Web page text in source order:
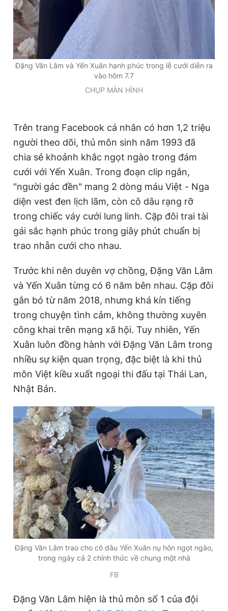
Đặng Văn Lâm và Yến Xuân hạnh phúc trong lễ cưới diễn ra
vào hôm 7.7
CHỤP MÀN HÌNH
Trên trang Facebook cá nhân có hơn 1,2 triệu
người theo dõi, thủ môn sinh năm 1993 đã
chia sẻ khoảnh khắc ngọt ngào trong đám
cưới với Yến Xuân. Trong đoạn clip ngắn,
"người gác đền" mang 2 dòng máu Việt - Nga
diện vest đen lịch lãm, còn cô dâu rạng rỡ
trong chiếc váy cưới lung linh. Cặp đôi trai tài
gái sắc hạnh phúc trong giây phút chuẩn bị
trao nhẫn cưới cho nhau.
Trước khi nên duyên vợ chồng, Đặng Văn Lâm
và Yến Xuân từng có 6 năm bên nhau. Cặp đôi
gắn bó từ năm 2018, nhưng khá kín tiếng
trong chuyện tình cảm, không thường xuyên
công khai trên mạng xã hội. Tuy nhiên, Yến
Xuân luôn đồng hành với Đặng Văn Lâm trong
nhiều sự kiện quan trọng, đặc biệt là khi thủ
môn Việt kiều xuất ngoại thi đấu tại Thái Lan,
Nhật Bản.
Đặng Văn Lâm trao cho cô dâu Yến Xuân nụ hôn ngọt ngào,
trong ngày cả 2 chính thức về chung một nhà
FB
Đặng Văn Lâm hiện là thủ môn số 1 của đội